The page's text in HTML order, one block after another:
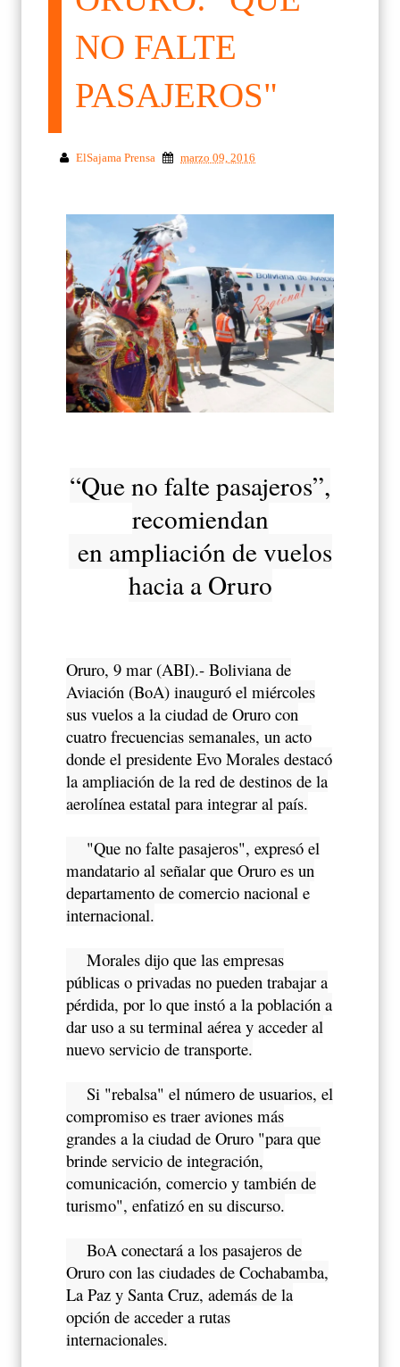
NO FALTE
PASAJEROS"
ElSajama Prensa marzo 09, 2016
“Que no falte pasajeros”,
recomiendan
en ampliación de vuelos
hacia a Oruro
Oruro, 9 mar (ABI).- Boliviana de
Aviación (BoA) inauguró el miércoles
sus vuelos a la ciudad de Oruro con
cuatro frecuencias semanales, un acto
donde el presidente Evo Morales destacó
la ampliación de la red de destinos de la
aerolínea estatal para integrar al país.
"Que no falte pasajeros", expresó el
mandatario al señalar que Oruro es un
departamento de comercio nacional e
internacional.
Morales dijo que las empresas
públicas o privadas no pueden trabajar a
pérdida, por lo que instó a la población a
dar uso a su terminal aérea y acceder al
nuevo servicio de transporte.
Si "rebalsa" el número de usuarios, el
compromiso es traer aviones más
grandes a la ciudad de Oruro "para que
brinde servicio de integración,
comunicación, comercio y también de
turismo", enfatizó en su discurso.
BoA conectará a los pasajeros de
Oruro con las ciudades de Cochabamba,
La Paz y Santa Cruz, además de la
opción de acceder a rutas
internacionales.